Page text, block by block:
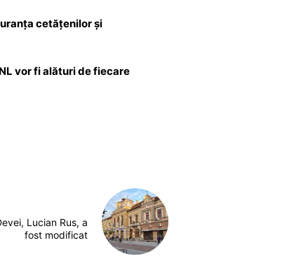
cetățenilor și
vor fi alături de fiecare
Lucian Rus, a
fost modificat